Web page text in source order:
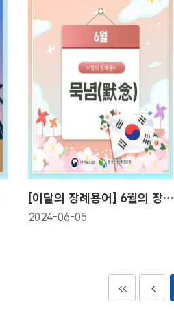
[이달의 장례용어] 6월의 장례용어! 묵념(默念)
2024-06-05